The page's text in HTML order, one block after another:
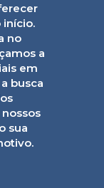
início.
no
a
em
busca
sua